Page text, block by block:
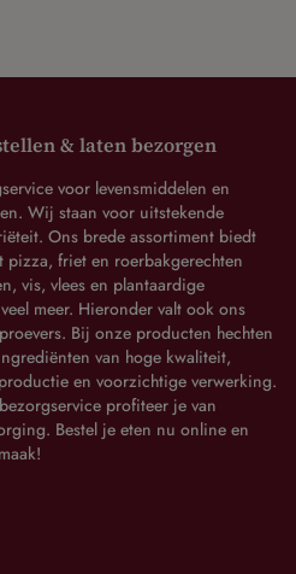
& laten bezorgen
voor levensmiddelen en
Wij staan voor uitstekende
Ons brede assortiment biedt
pizza, friet en roerbakgerechten
vis, vlees en plantaardige
meer. Hieronder valt ook ons
Bij onze producten hechten
van hoge kwaliteit,
en voorzichtige verwerking.
profiteer je van
Bestel je eten nu online en